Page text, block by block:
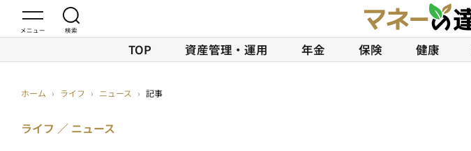
TOP 資産管理・運用 年金 保険 健康
ホーム › ライフ › ニュース › 記事
ライフ ニュース